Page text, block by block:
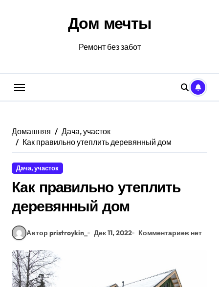
Дом мечты
Ремонт без забот
Домашняя
Дача, участок
Как правильно утеплить деревянный дом
Дача, участок
Как правильно утеплить
деревянный дом
Автор pristroykin_ Дек 11, 2022 Комментариев нет